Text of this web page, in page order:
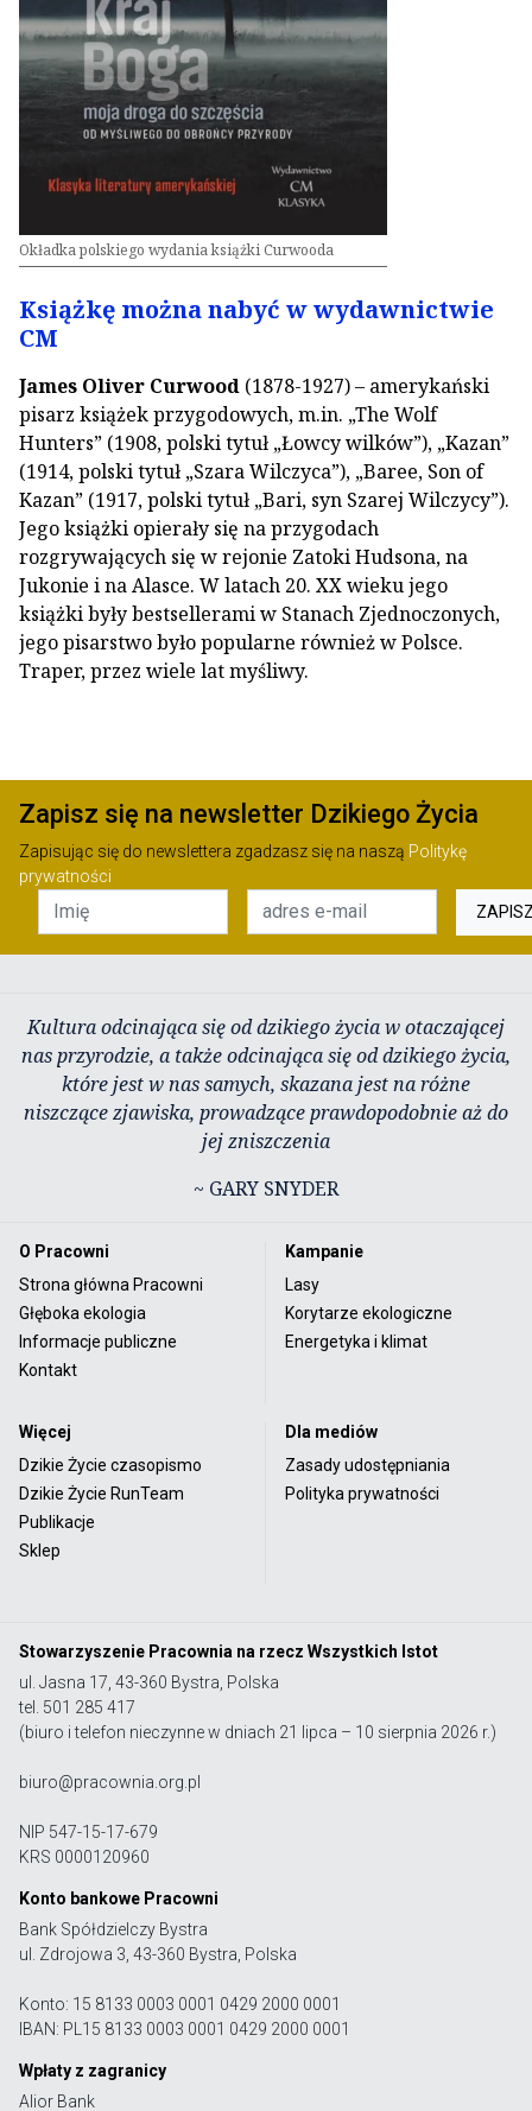
Okładka polskiego wydania książki Curwooda
Książkę można nabyć w wydawnictwie
CM
James Oliver Curwood (1878-1927) – amerykański
pisarz książek przygodowych, m.in. „The Wolf
Hunters” (1908, polski tytuł „Łowcy wilków”), „Kazan”
(1914, polski tytuł „Szara Wilczyca”), „Baree, Son of
Kazan” (1917, polski tytuł „Bari, syn Szarej Wilczycy”).
Jego książki opierały się na przygodach
rozgrywających się w rejonie Zatoki Hudsona, na
Jukonie i na Alasce. W latach 20. XX wieku jego
książki były bestsellerami w Stanach Zjednoczonych,
jego pisarstwo było popularne również w Polsce.
Traper, przez wiele lat myśliwy.
Zapisz się na newsletter Dzikiego Życia
Zapisując się do newslettera zgadzasz się na naszą Politykę
prywatności
Kultura odcinająca się od dzikiego życia w otaczającej
nas przyrodzie, a także odcinająca się od dzikiego życia,
które jest w nas samych, skazana jest na różne
niszczące zjawiska, prowadzące prawdopodobnie aż do
jej zniszczenia
~ GARY SNYDER
O Pracowni
Strona główna Pracowni
Głęboka ekologia
Informacje publiczne
Kontakt
Kampanie
Lasy
Korytarze ekologiczne
Energetyka i klimat
Więcej
Dzikie Życie czasopismo
Dzikie Życie RunTeam
Publikacje
Sklep
Dla mediów
Zasady udostępniania
Polityka prywatności
Stowarzyszenie Pracownia na rzecz Wszystkich Istot
ul. Jasna 17, 43-360 Bystra, Polska
tel. 501 285 417
(biuro i telefon nieczynne w dniach 21 lipca – 10 sierpnia 2026 r.)
biuro@pracownia.org.pl
NIP 547-15-17-679
KRS 0000120960
Konto bankowe Pracowni
Bank Spółdzielczy Bystra
ul. Zdrojowa 3, 43-360 Bystra, Polska
Konto: 15 8133 0003 0001 0429 2000 0001
IBAN: PL15 8133 0003 0001 0429 2000 0001
Wpłaty z zagranicy
Alior Bank